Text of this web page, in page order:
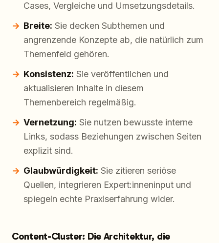
Cases, Vergleiche und Umsetzungsdetails.
Breite: Sie decken Subthemen und
angrenzende Konzepte ab, die natürlich zum
Themenfeld gehören.
Konsistenz: Sie veröffentlichen und
aktualisieren Inhalte in diesem
Themenbereich regelmäßig.
Vernetzung: Sie nutzen bewusste interne
Links, sodass Beziehungen zwischen Seiten
explizit sind.
Glaubwürdigkeit: Sie zitieren seriöse
Quellen, integrieren Expert:inneninput und
spiegeln echte Praxiserfahrung wider.
Content-Cluster: Die Architektur, die